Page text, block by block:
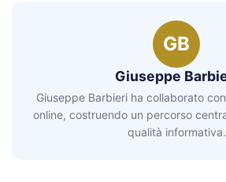
GB
Giuseppe
Giuseppe Barbieri ha collaborato
online, costruendo un percorso
qualità informativa.